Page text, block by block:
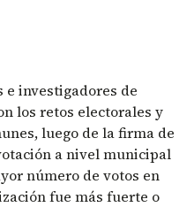
e investigadores de
los retos electorales y
luego de la firma de
a nivel municipal
número de votos en
fue más fuerte o